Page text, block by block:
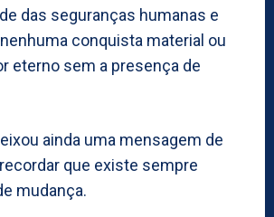
das seguranças humanas e
conquista material ou
eterno sem a presença de
ainda uma mensagem de
que existe sempre
mudança.